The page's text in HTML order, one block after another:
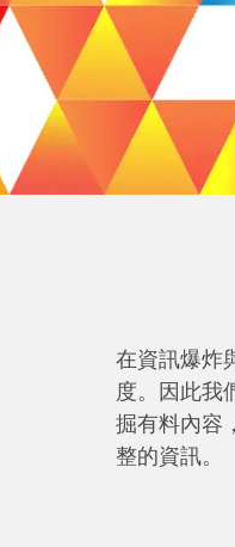
在資訊爆炸
度。因此我
掘有料內容
整的資訊。